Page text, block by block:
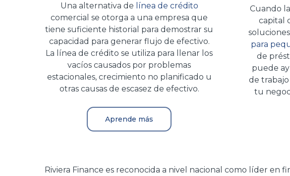
Una alternativa de línea de crédito
comercial se otorga a una empresa que
tiene suficiente historial para demostrar su
capacidad para generar flujo de efectivo.
La línea de crédito se utiliza para llenar los
vacíos causados por problemas
estacionales, crecimiento no planificado u
otras causas de escasez de efectivo.
Aprende más
Cuando
capital
para
de
puede
de
tu
Riviera Finance es reconocida a nivel nacional como líder en